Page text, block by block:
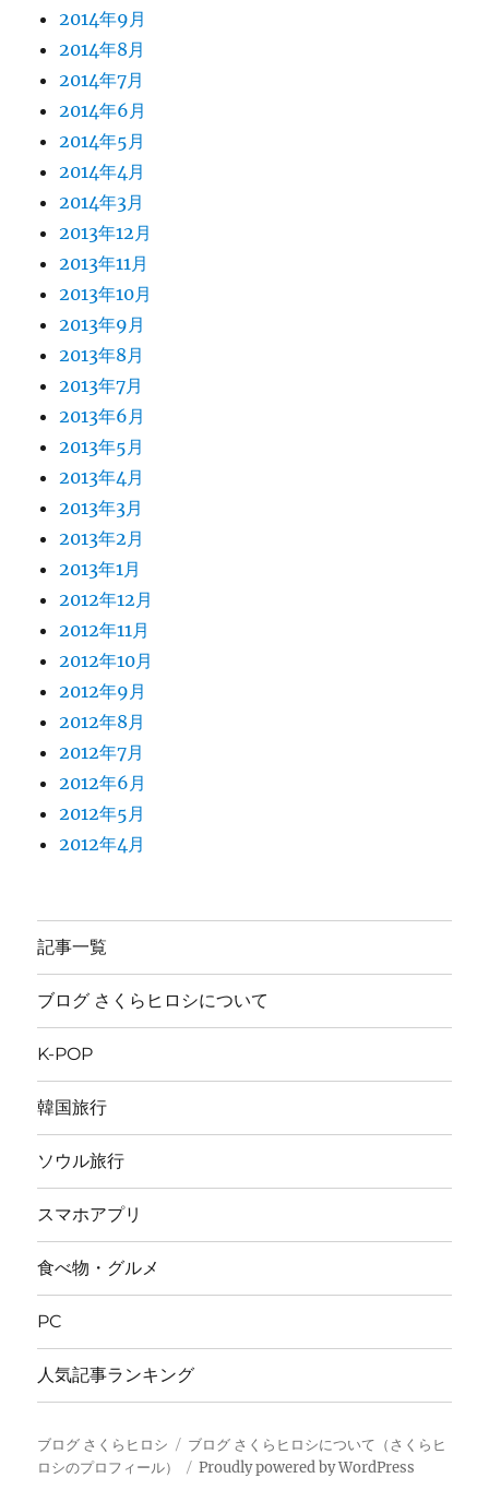
2014年9月
2014年8月
2014年7月
2014年6月
2014年5月
2014年4月
2014年3月
2013年12月
2013年11月
2013年10月
2013年9月
2013年8月
2013年7月
2013年6月
2013年5月
2013年4月
2013年3月
2013年2月
2013年1月
2012年12月
2012年11月
2012年10月
2012年9月
2012年8月
2012年7月
2012年6月
2012年5月
2012年4月
記事一覧
ブログ さくらヒロシについて
K-POP
韓国旅行
ソウル旅行
スマホアプリ
食べ物・グルメ
PC
人気記事ランキング
ブログ さくらヒロシ
ブログ さくらヒロシについて（さくらヒ
ロシのプロフィール）
Proudly powered by WordPress